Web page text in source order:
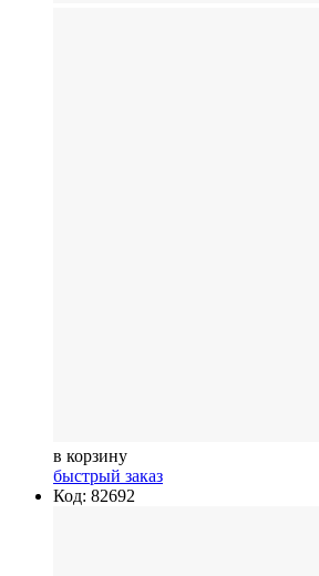
в корзину
быстрый заказ
Код: 82692